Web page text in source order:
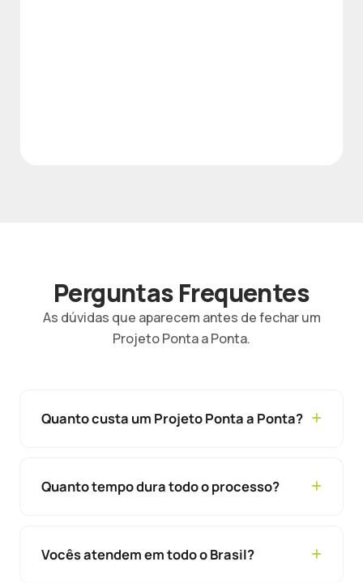
Perguntas Frequentes
As dúvidas que aparecem antes de fechar um
Projeto Ponta a Ponta.
Quanto custa um Projeto Ponta a Ponta?
Quanto tempo dura todo o processo?
Vocês atendem em todo o Brasil?